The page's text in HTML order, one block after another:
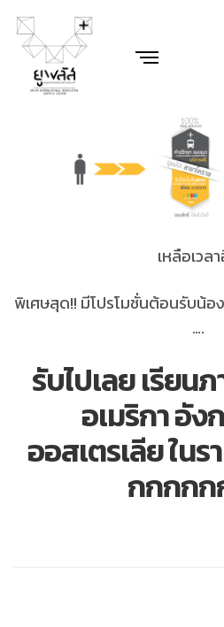
เหลือเวล
พิเศษสุด!! มีโปรโมชั่นต้อนรับน้อ
….
รับไปเลย เรียน
อเมริกา อั
ออสเตรเลีย ใน
กกกก